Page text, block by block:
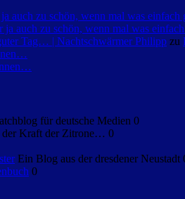
auch zu schön, wenn mal was
ja auch zu schön, wenn mal was
Tag… | Nachtschwärmer Philipp zu
für deutsche Medien 0
Kraft der Zitrone… 0
Ein Blog aus der dresdener Neustadt
0